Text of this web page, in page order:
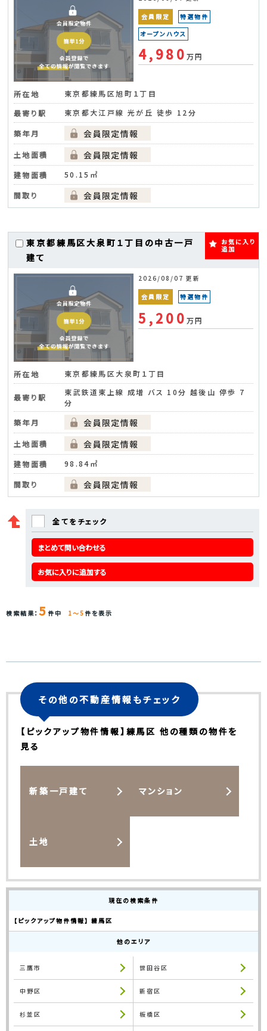
会員限定
特選物件
オープンハウス
4,980万円
所在地
東京都練馬区旭町１丁目
最寄り駅
東京都大江戸線 光が丘 徒歩 12分
築年月
土地面積
建物面積
50.15㎡
間取り
東京都練馬区大泉町１丁目の中古一戸
建て
お気に入り
追加
2026/08/07 更新
会員限定 特選物件
5,200万円
所在地 東京都練馬区大泉町１丁目
最寄り駅
東武鉄道東上線 成増 バス 10分 越後山 停歩 7
分
築年月
土地面積
建物面積
98.84㎡
間取り
全てをチェック
まとめて問い合わせる
お気に入りに追加する
検索結果： 5 件中 1～5件を表示
その他の不動産情報もチェック
【ピックアップ物件情報】練馬区 他の種類の物件を
見る
新築一戸建て マンション
土地
現在の検索条件
【ピックアップ物件情報】 練馬区
他のエリア
三鷹市 世田谷区
中野区 新宿区
杉並区 板橋区